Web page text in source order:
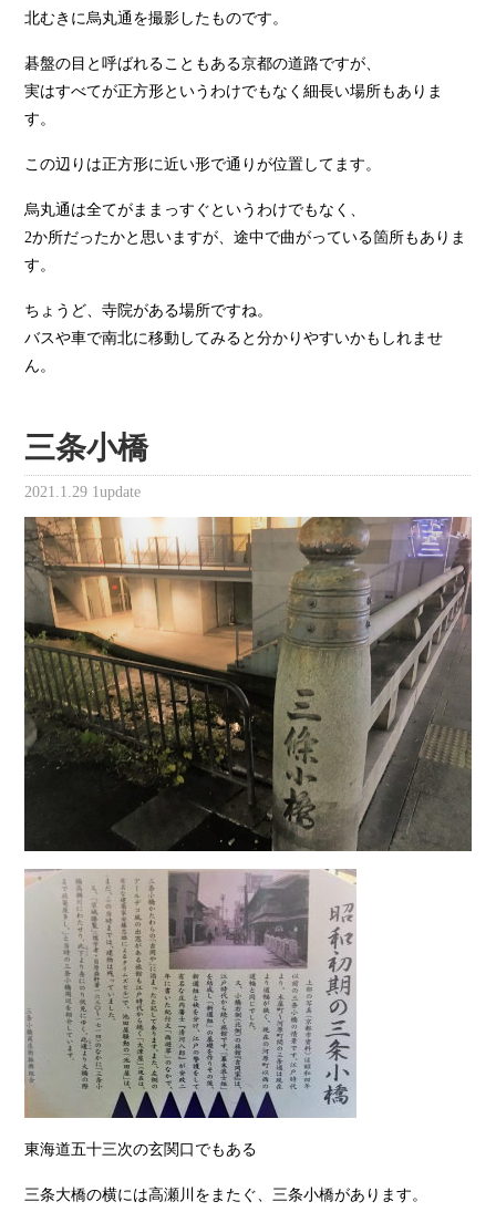
北むきに烏丸通を撮影したものです。
碁盤の目と呼ばれることもある京都の道路ですが、
実はすべてが正方形というわけでもなく細長い場所もありま
す。
この辺りは正方形に近い形で通りが位置してます。
烏丸通は全てがままっすぐというわけでもなく、
2か所だったかと思いますが、途中で曲がっている箇所もありま
す。
ちょうど、寺院がある場所ですね。
バスや車で南北に移動してみると分かりやすいかもしれませ
ん。
三条小橋
2021.1.29 1update
東海道五十三次の玄関口でもある
三条大橋の横には高瀬川をまたぐ、三条小橋があります。